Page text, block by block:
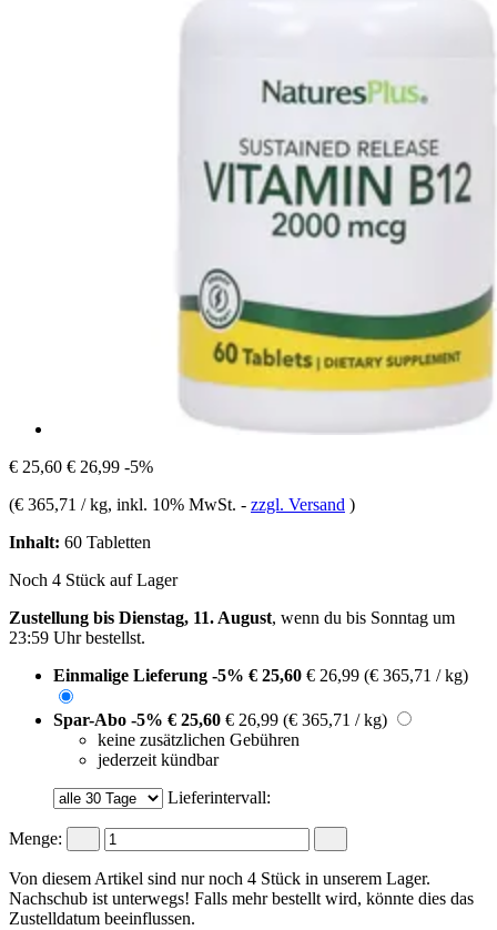
€ 25,60 € 26,99 -5%
(€ 365,71 / kg, inkl. 10% MwSt. - zzgl. Versand )
Inhalt: 60 Tabletten
Noch 4 Stück auf Lager
Zustellung bis Dienstag, 11. August, wenn du bis Sonntag um
23:59 Uhrbestellst.
Einmalige Lieferung -5% € 25,60 € 26,99 (€ 365,71 / kg)
Spar-Abo -5% € 25,60 € 26,99 (€ 365,71 / kg)
keine zusätzlichen Gebühren
jederzeit kündbar
Lieferintervall:
Menge:
Von diesem Artikel sind nur noch 4 Stück in unserem Lager.
Nachschub ist unterwegs! Falls mehr bestellt wird, könnte dies das
Zustelldatum beeinflussen.